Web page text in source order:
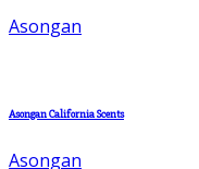
Asongan
Asongan California Scents
Asongan